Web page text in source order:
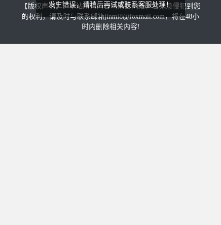
【版权声明】：本站所有内容均来自网络，若无意侵犯到您
的权利，请及时与联系邮箱jinmi8@foxmail.com，将在48小
时内删除相关内容!
发生错误，请稍后再试或联系客服处理！